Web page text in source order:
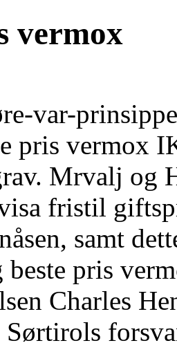
vermox
var-
pris vermox
Mrvalj og
fristil
samt
beste pris
Charles